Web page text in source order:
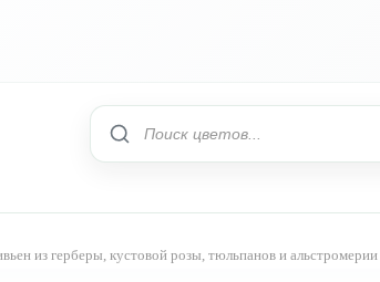
из герберы, кустовой розы, тюльпанов и альстромерии